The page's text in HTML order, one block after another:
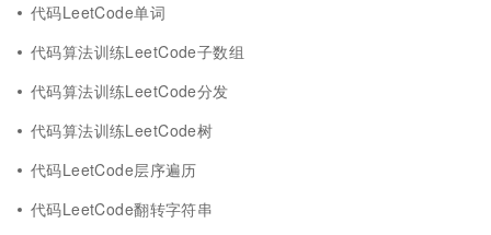
代码LeetCode单词
代码算法训练LeetCode子数组
代码算法训练LeetCode分发
代码算法训练LeetCode树
代码LeetCode层序遍历
代码LeetCode翻转字符串